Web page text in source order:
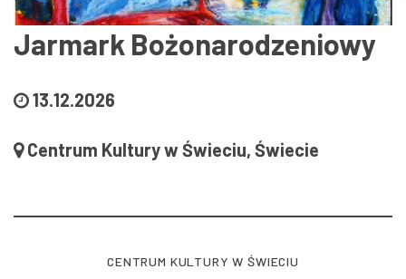
Jarmark Bożonarodzeniowy
13.12.2026
Centrum Kultury w Świeciu, Świecie
CENTRUM KULTURY W ŚWIECIU